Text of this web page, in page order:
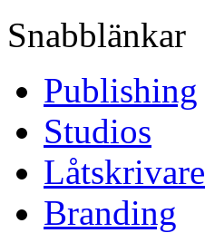
Snabblänkar
Publishing
Studios
Låtskrivare
Branding